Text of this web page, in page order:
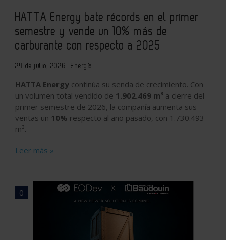
HATTA Energy bate récords en el primer
semestre y vende un 10% más de
carburante con respecto a 2025
24 de julio, 2026 Energía
HATTA Energy continúa su senda de crecimiento. Con
un volumen total vendido de 1.902.469 m³ a cierre del
primer semestre de 2026, la compañía aumenta sus
ventas un 10% respecto al año pasado, con 1.730.493
m³.
Leer más »
0